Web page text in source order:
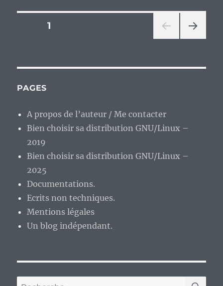
Pagination
publications
PAGE1
ANT
PAGES
A propos de l’auteur / Me contacter
Bien choisir sa distribution GNU/Linux –
2019
Bien choisir sa distribution GNU/Linux –
2025
Documentations.
Ecrits non techniques.
Mentions légales
Un blog indépendant.
Recherche